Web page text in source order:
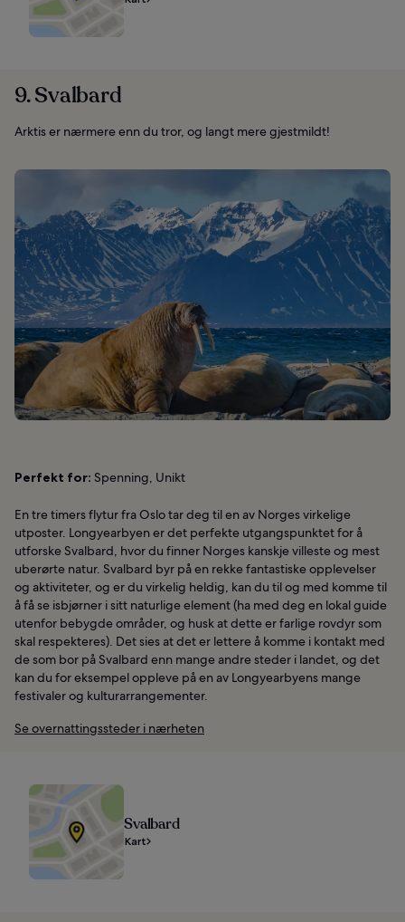
9. Svalbard
Arktis er nærmere enn du tror, og langt mere gjestmildt!
Perfekt for: Spenning, Unikt
En tre timers flytur fra Oslo tar deg til en av Norges virkelige
utposter. Longyearbyen er det perfekte utgangspunktet for å
utforske Svalbard, hvor du finner Norges kanskje villeste og mest
uberørte natur. Svalbard byr på en rekke fantastiske opplevelser
og aktiviteter, og er du virkelig heldig, kan du til og med komme til
å få se isbjørner i sitt naturlige element (ha med deg en lokal guide
utenfor bebygde områder, og husk at dette er farlige rovdyr som
skal respekteres). Det sies at det er lettere å komme i kontakt med
de som bor på Svalbard enn mange andre steder i landet, og det
kan du for eksempel oppleve på en av Longyearbyens mange
festivaler og kulturarrangementer.
Se overnattingssteder i nærheten
Svalbard
Kart